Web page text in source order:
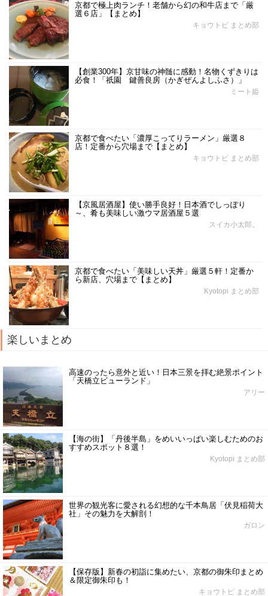
京都で極上肉ランチ！老舗から幻の和牛店まで「厳
選６店」【まとめ】
キョウトピ まとめ部
【創業300年】京甘味の神髄に感動！名物くずきりは
必食！「祇園 鍵善良房（かぎぜんよしふさ）」
ミート姫
京都で食べたい「濃厚こってりラーメン」厳選８
店！定番から穴場まで【まとめ】
キョウトピ まとめ部
【京風居酒屋】使い勝手良好！日本酒でしっぽり
～、肴も美味しい激ウマ居酒屋５選
スイカ小太郎。
京都で食べたい「美味しい天丼」厳選５軒！定番か
ら新店、穴場まで【まとめ】
Kyotopi まとめ部
楽しいまとめ
高速のったら意外と近い！日本三景を拝む絶景ポイント
「天橋立ビューランド」
アリー
【海の街】「丹後半島」をめいいっぱい楽しむためのお
すすめスポット８選！
Kyotopi まとめ部
世界の観光客に愛される幻想的な千本鳥居「伏見稲荷大
社」その魅力を大解剖！
ガロン
【保存版】新春の初詣に集めたい、京都の御朱印まとめ
＆限定御朱印も！
キョウトピ まとめ部